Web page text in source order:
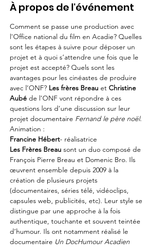
À propos de l'événement
Comment se passe une production avec
l'Office national du film en Acadie? Quelles
sont les étapes à suivre pour déposer un
projet et à quoi s’attendre une fois que le
projet est accepté? Quels sont les
avantages pour les cinéastes de produire
avec l’ONF? Les frères Breau et Christine
Aubé de l’ONF vont répondre à ces
questions lors d’une discussion sur leur
projet documentaire Fernand le père noël.
Animation :
Francine Hébert- réalisatrice
Les Frères Breau sont un duo composé de
François Pierre Breau et Domenic Bro. Ils
œuvrent ensemble depuis 2009 à la
création de plusieurs projets
(documentaires, séries télé, vidéoclips,
capsules web, publicités, etc). Leur style se
distingue par une approche à la fois
authentique, touchante et souvent teintée
d’humour. Ils ont notamment réalisé le
documentaire Un DocHumour Acadien